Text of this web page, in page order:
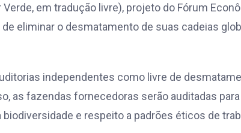
em tradução livre), projeto do Fórum
eliminar o desmatamento de suas cadeias
independentes como livre de
as fazendas fornecedoras serão auditadas
e respeito a padrões éticos de